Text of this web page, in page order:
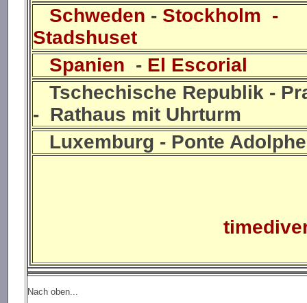
Schweden - Stockholm -
Stadshuset
Spanien - El Escorial
Tschechische Republik -
- Rathaus mit Uhrturm
Luxemburg - Ponte Adolphe
Nach oben...